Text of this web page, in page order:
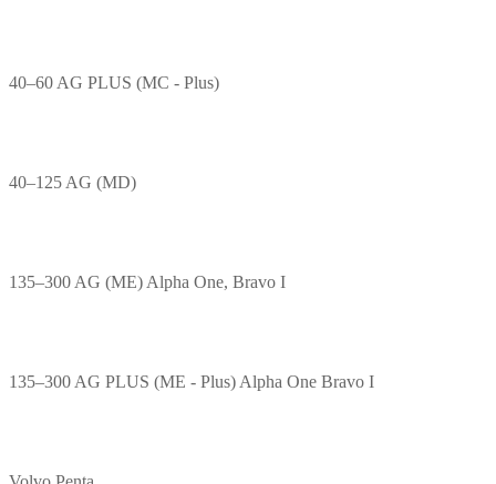
40–60 AG PLUS (MC - Plus)
40–125 AG (MD)
135–300 AG (ME) Alpha One, Bravo I
135–300 AG PLUS (ME - Plus) Alpha One Bravo I